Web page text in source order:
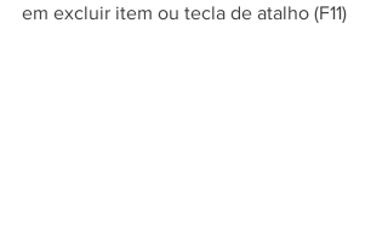
em excluir item ou tecla de atalho (F11)